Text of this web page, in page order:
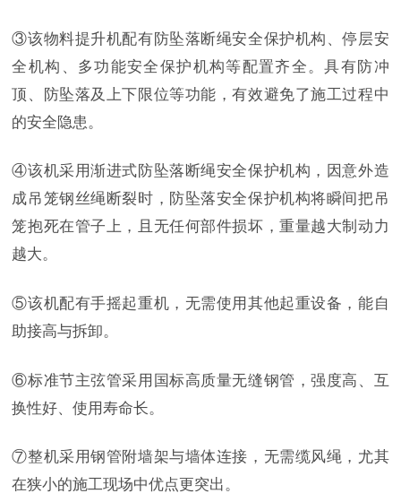
③该物料提升机配有防坠落断绳安全保护机构、停层安
全机构、多功能安全保护机构等配置齐全。具有防冲
顶、防坠落及上下限位等功能，有效避免了施工过程中
的安全隐患。
④该机采用渐进式防坠落断绳安全保护机构，因意外造
成吊笼钢丝绳断裂时，防坠落安全保护机构将瞬间把吊
笼抱死在管子上，且无任何部件损坏，重量越大制动力
越大。
⑤该机配有手摇起重机，无需使用其他起重设备，能自
助接高与拆卸。
⑥标准节主弦管采用国标高质量无缝钢管，强度高、互
换性好、使用寿命长。
⑦整机采用钢管附墙架与墙体连接，无需缆风绳，尤其
在狭小的施工现场中优点更突出。